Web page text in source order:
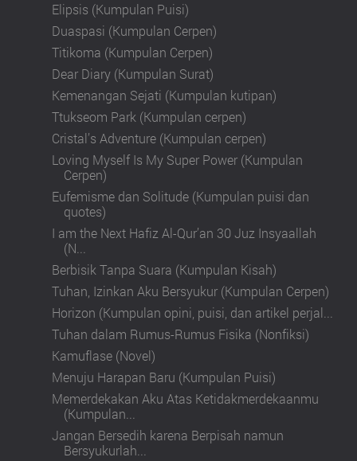
Elipsis (Kumpulan Puisi)
Duaspasi (Kumpulan Cerpen)
Titikoma (Kumpulan Cerpen)
Dear Diary (Kumpulan Surat)
Kemenangan Sejati (Kumpulan kutipan)
Ttukseom Park (Kumpulan cerpen)
Cristal’s Adventure (Kumpulan cerpen)
Loving Myself Is My Super Power (Kumpulan
Cerpen)
Eufemisme dan Solitude (Kumpulan puisi dan
quotes)
I am the Next Hafiz Al-Qur’an 30 Juz Insyaallah
(N...
Berbisik Tanpa Suara (Kumpulan Kisah)
Tuhan, Izinkan Aku Bersyukur (Kumpulan Cerpen)
Horizon (Kumpulan opini, puisi, dan artikel perjal...
Tuhan dalam Rumus-Rumus Fisika (Nonfiksi)
Kamuflase (Novel)
Menuju Harapan Baru (Kumpulan Puisi)
Memerdekakan Aku Atas Ketidakmerdekaanmu
(Kumpulan...
Jangan Bersedih karena Berpisah namun
Bersyukurlah...